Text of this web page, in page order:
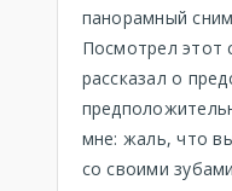
панорамный
Посмотрел этот
рассказал о
мне: жаль, что
со своими